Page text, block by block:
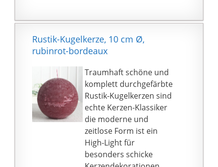
Besuchen Sie unseren
Händlershop und
entdecken Sie die große
günstigen Preisen.
Rustik-Kugelkerze, 10 cm Ø,
rubinrot-bordeaux
Traumhaft schöne und
komplett durchgefärbte
Rustik-Kugelkerzen sind
echte Kerzen-Klassiker
die moderne und
zeitlose Form ist ein
High-Light für
besonders schicke